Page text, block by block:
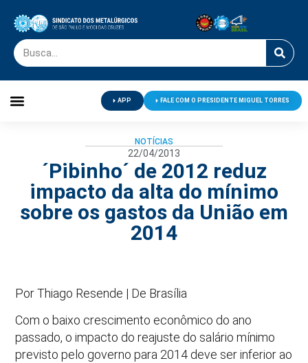
APP FALE COM O PRESIDENTE MIGUEL TORRES
NOTÍCIAS
22/04/2013
´Pibinho´ de 2012 reduz
impacto da alta do mínimo
sobre os gastos da União em
2014
Por Thiago Resende | De Brasília
Com o baixo crescimento econômico do ano
passado, o impacto do reajuste do salário mínimo
previsto pelo governo para 2014 deve ser inferior ao